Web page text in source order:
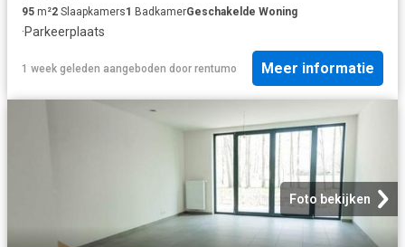
95 m²2 Slaapkamers1 BadkamerGeschakelde Woning
·Parkeerplaats
1 week geleden aangeboden door rentumo Meer informatie
Foto bekijken